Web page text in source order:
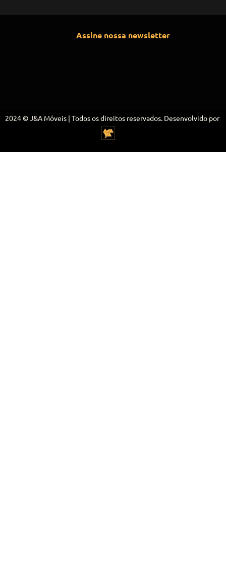
Assine nossa newsletter
2024 © J&A Móveis | Todos os direitos reservados. Desenvolvido por